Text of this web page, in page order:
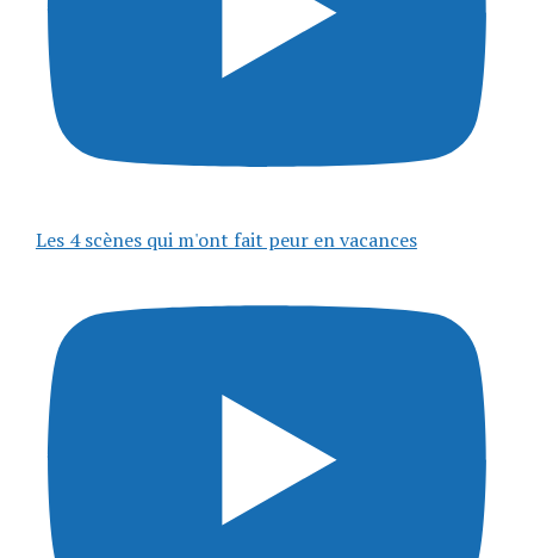
Les 4 scènes qui m'ont fait peur en vacances